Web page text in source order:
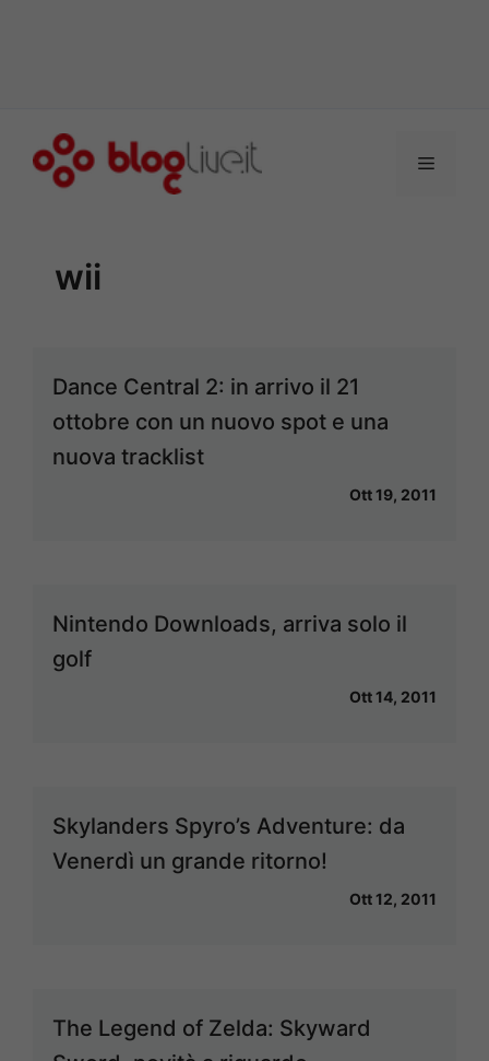
Menu
wii
Dance Central 2: in arrivo il 21
ottobre con un nuovo spot e una
nuova tracklist
Ott 19, 2011
Nintendo Downloads, arriva solo il
golf
Ott 14, 2011
Skylanders Spyro’s Adventure: da
Venerdì un grande ritorno!
Ott 12, 2011
The Legend of Zelda: Skyward